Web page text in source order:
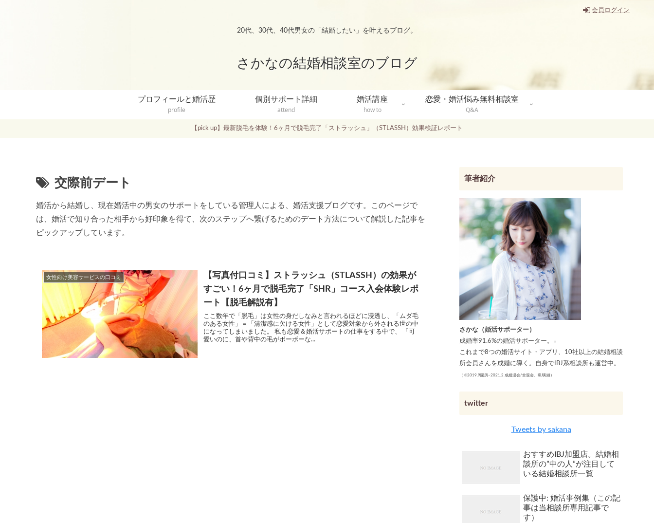
会員ログイン
20代、30代、40代男女の「結婚したい」を叶えるブログ。
さかなの結婚相談室のブログ
プロフィールと婚活歴
profile
個別サポート詳細
attend
婚活講座
how to
恋愛・婚活悩み無料相談室
Q&A
【pick up】最新脱毛を体験！6ヶ月で脱毛完了「ストラッシュ」（STLASSH）効果検証レポート
交際前デート
婚活から結婚し、現在婚活中の男女のサポートをしている管理人による、婚活支援ブログです。このページで
は、婚活で知り合った相手から好印象を得て、次のステップへ繋げるためのデート方法について解説した記事を
ピックアップしています。
女性向け美容サービスの口コミ
【写真付口コミ】ストラッシュ（STLASSH）の効果が
すごい！6ヶ月で脱毛完了「SHR」コース入会体験レポ
ート【脱毛解説有】
ここ数年で「脱毛」は女性の身だしなみと言われるほどに浸透し、「ムダ毛
のある女性」＝「清潔感に欠ける女性」として恋愛対象から外される世の中
になってしまいました。 私も恋愛＆婚活サポートの仕事をする中で、 「可
愛いのに、首や背中の毛がボーボーな...
筆者紹介
さかな（婚活サポーター）
成婚率91.6%の婚活サポーター。
※
これまで8つの婚活サイト・アプリ、10社以上の結婚相談
所会員さんを成婚に導く。自身でIBJ系相談所も運営中。
（※2019.9開所~2021.2 成婚退会/全退会、IBJ実績）
twitter
Tweets by sakana
おすすめIBJ加盟店。結婚相
談所の”中の人”が注目して
いる結婚相談所一覧
保護中: 婚活事例集（この記
事は当相談所専用記事で
す）